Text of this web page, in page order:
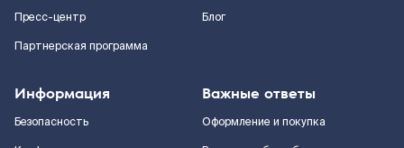
Пресс-центр
Партнерская программа
Блог
Информация
Безопасность
Важные ответы
Оформление и покупка